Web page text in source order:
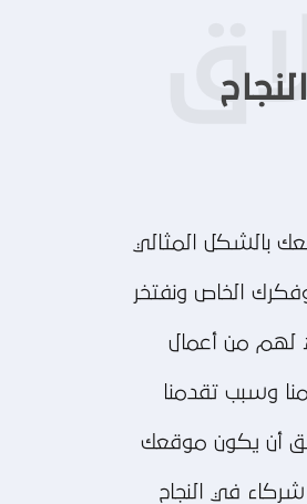
بالشكل المثالي
الخاص ونفتخر
لهم من أعمال
وسبب تقدمنا
أن يكون موقعك
شركاء في النجاح